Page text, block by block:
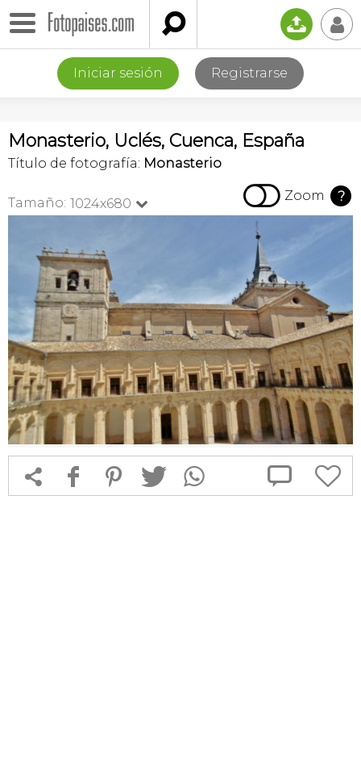
 📤 👤
Iniciar sesión Registrarse
Monasterio, Uclés, Cuenca, España
Título de fotografía: Monasterio
Tamaño: 1024x680   Zoom ?
 f 1 T  